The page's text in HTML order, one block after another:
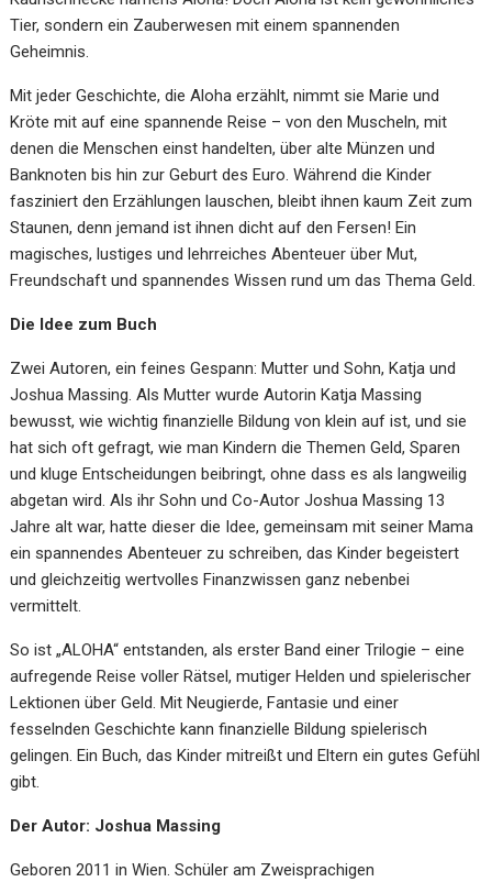
Tier, sondern ein Zauberwesen mit einem spannenden
Geheimnis.
Mit jeder Geschichte, die Aloha erzählt, nimmt sie Marie und
Kröte mit auf eine spannende Reise – von den Muscheln, mit
denen die Menschen einst handelten, über alte Münzen und
Banknoten bis hin zur Geburt des Euro. Während die Kinder
fasziniert den Erzählungen lauschen, bleibt ihnen kaum Zeit zum
Staunen, denn jemand ist ihnen dicht auf den Fersen! Ein
magisches, lustiges und lehrreiches Abenteuer über Mut,
Freundschaft und spannendes Wissen rund um das Thema Geld.
Die Idee zum Buch
Zwei Autoren, ein feines Gespann: Mutter und Sohn, Katja und
Joshua Massing. Als Mutter wurde Autorin Katja Massing
bewusst, wie wichtig finanzielle Bildung von klein auf ist, und sie
hat sich oft gefragt, wie man Kindern die Themen Geld, Sparen
und kluge Entscheidungen beibringt, ohne dass es als langweilig
abgetan wird. Als ihr Sohn und Co-Autor Joshua Massing 13
Jahre alt war, hatte dieser die Idee, gemeinsam mit seiner Mama
ein spannendes Abenteuer zu schreiben, das Kinder begeistert
und gleichzeitig wertvolles Finanzwissen ganz nebenbei
vermittelt.
So ist „ALOHA“ entstanden, als erster Band einer Trilogie – eine
aufregende Reise voller Rätsel, mutiger Helden und spielerischer
Lektionen über Geld. Mit Neugierde, Fantasie und einer
fesselnden Geschichte kann finanzielle Bildung spielerisch
gelingen. Ein Buch, das Kinder mitreißt und Eltern ein gutes Gefühl
gibt.
Der Autor: Joshua Massing
Geboren 2011 in Wien. Schüler am Zweisprachigen